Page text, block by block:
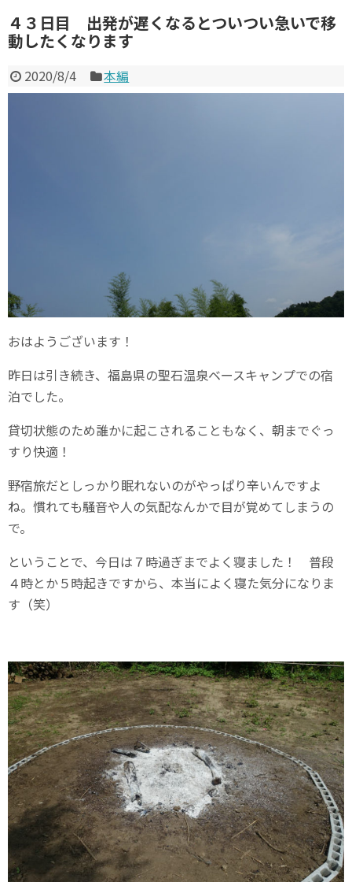
４３日目 出発が遅くなるとついつい急いで移
動したくなります
2020/8/4 本編
おはようございます！
昨日は引き続き、福島県の聖石温泉ベースキャンプでの宿
泊でした。
貸切状態のため誰かに起こされることもなく、朝までぐっ
すり快適！
野宿旅だとしっかり眠れないのがやっぱり辛いんですよ
ね。慣れても騒音や人の気配なんかで目が覚めてしまうの
で。
ということで、今日は７時過ぎまでよく寝ました！ 普段
４時とか５時起きですから、本当によく寝た気分になりま
す（笑）